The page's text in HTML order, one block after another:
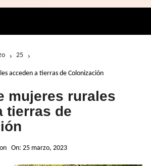
25
acceden a tierras de Colonización
mujeres rurales
tierras de
On:25 marzo, 2023